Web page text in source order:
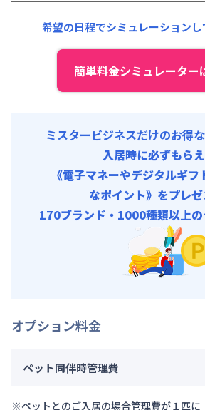
その他費用 :
37,500円/月 (1,250円/日)
契約事務手数料 : 5,000円/回 (税抜)
希望の日程でシミュレーションし
簡単料金シミュレーター
ミスタービジネスだけのお得
入居時に必ずもら
《電子マネーやデジタルギ
なポイント》をプレ
170ブランド・1000種類以上
オプション料金
ペット同伴時管理費
※ペットとのご入居の場合管理費が１匹に